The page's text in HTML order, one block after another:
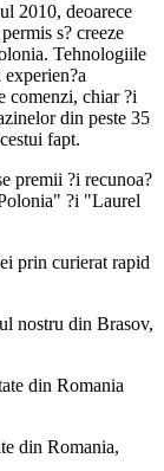
2010, deoarece
s? creeze
Tehnologiile
experien?a
comenzi, chiar ?i
din peste 35
fapt.
premii ?i recunoa?
?i "Laurel
prin curierat rapid
nostru din Brasov,
din Romania
din Romania,